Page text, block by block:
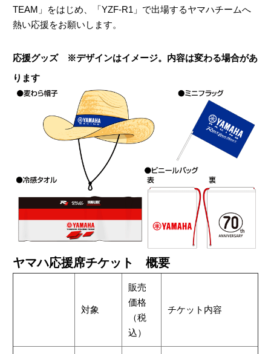
TEAM」をはじめ、「YZF-R1」で出場するヤマハチームへ
熱い応援をお願いします。
応援グッズ ※デザインはイメージ。内容は変わる場合があ
ります
ヤマハ応援席チケット 概要
対象
販売
価格
（税
込）
チケット内容